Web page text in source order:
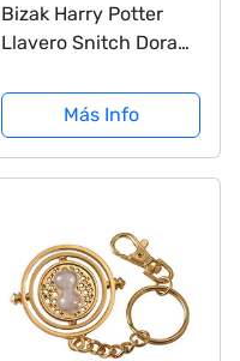
Bizak Harry Potter
Llavero Snitch Dorado
todos los lados,
edición deluxe
adecuada para todo
coleccionista, viene
aterciopelada...
Más Info